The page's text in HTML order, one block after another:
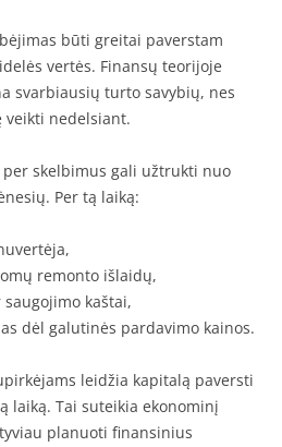
būti greitai paverstam
vertės. Finansų teorijoje
svarbiausių turto savybių, nes
veikti nedelsiant.
skelbimus gali užtrukti nuo
Per tą laiką:
remonto išlaidų,
kaštai,
dėl galutinės pardavimo kainos.
leidžia kapitalą paversti
laiką. Tai suteikia ekonominį
planuoti finansinius